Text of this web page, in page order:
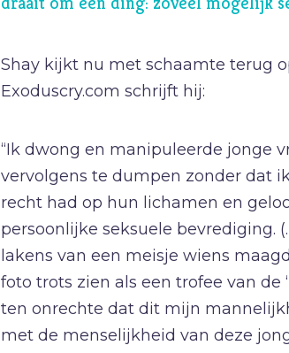
Pijn
Porno
R
Racisme
Relatie
Religie
S
Shay kijkt nu met schaamte terug
Exoduscry.com schrijft hij:
“Ik dwong en manipuleerde jonge
vervolgens te dumpen zonder dat
recht had op hun lichamen en
persoonlijke seksuele bevrediging.
lakens van een meisje wiens
foto trots zien als een trofee van de
ten onrechte dat dit mijn
met de menselijkheid van deze